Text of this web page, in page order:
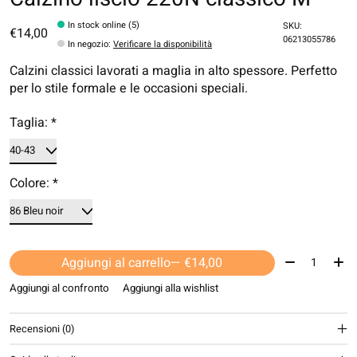
€14,00
In stock online (5)
In negozio:Verificare la disponibilità
SKU:
06213055786
Calzini classici lavorati a maglia in alto spessore. Perfetto
per lo stile formale e le occasioni speciali.
Taglia: *
Colore: *
Aggiungi al carrello — €14,00 Quantità:
Aggiungi al confronto Aggiungi alla wishlist
Recensioni (0)